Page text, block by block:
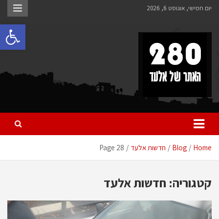
Skipיום חמישי, אוגוסט 6, 2026
280 – חדשות אלעד
כל מה שחדש ומעניין באלעד
Home
Blog חדשות אלעד Page 28
קטגוריה: חדשות אלעד